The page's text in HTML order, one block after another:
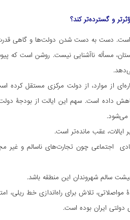
و گسترده‌تر کند؟
است. دست به دست شدن دولت‌ها و گاهی
مسأله ناآشنایی نیست. روشن است که
از موارد، از دولت مرکزی مستقل کرده
کاهش داده است. سهم این ایالت از بودجۀ
می‌شود.
ایالات، عقب مانده‌تر است.
اجتماعی چون تجارت‌های ناسالم و غیر
سالم شهروندان این منطقه باشد.
تلاش برای راه‌اندازی خط ریلی،
دولتی ایران بوده است.